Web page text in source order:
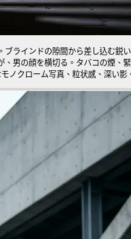
ブラインドの隙間から差し込む鋭
、男の顔を横切る。タバコの煙、
ノクローム写真、粒状感、深い影